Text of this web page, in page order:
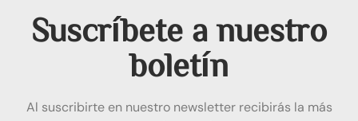
Suscríbete a nuestro
boletín
Al suscribirte en nuestro newsletter recibirás la más